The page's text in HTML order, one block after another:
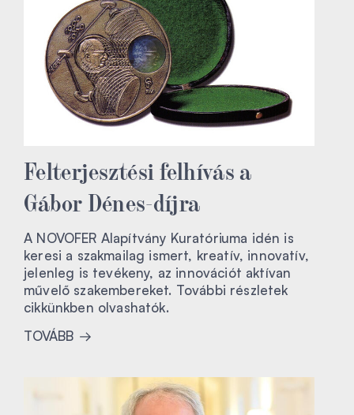
Felterjesztési felhívás a
Gábor Dénes-díjra
A NOVOFER Alapítvány Kuratóriuma idén is
keresi a szakmailag ismert, kreatív, innovatív,
jelenleg is tevékeny, az innovációt aktívan
művelő szakembereket. További részletek
cikkünkben olvashatók.
TOVÁBB